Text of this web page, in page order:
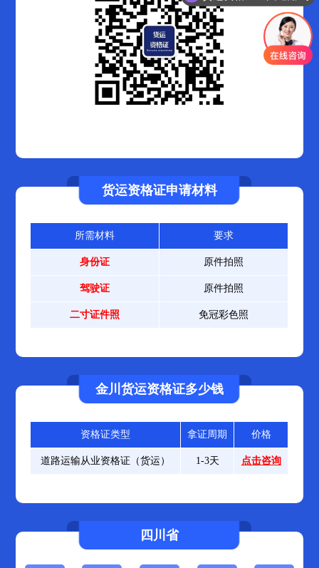
货运资格证申请材料
所需材料 要求
身份证 原件拍照
驾驶证 原件拍照
二寸证件照 免冠彩色照
金川货运资格证多少钱
资格证类型 拿证周期 价格
道路运输从业资格证（货运） 1-3天 点击咨询
四川省